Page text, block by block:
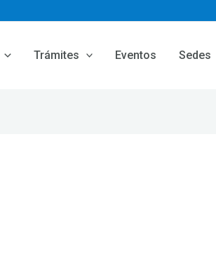
Trámites Eventos Sedes